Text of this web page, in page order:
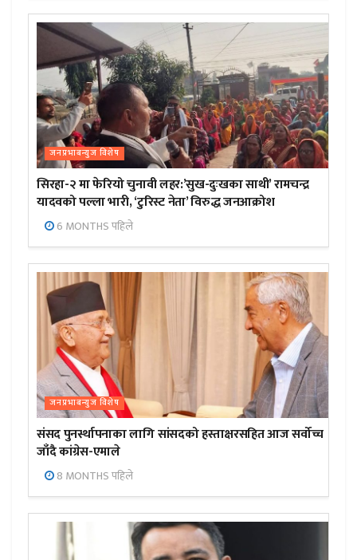
जनप्रभाबन्युज विशेष
सिरहा-२ मा फेरियो चुनावी लहर:’सुख-दुःखका साथी’ रामचन्द्र
यादवको पल्ला भारी, ‘टुरिस्ट नेता’ विरुद्ध जनआक्रोश
6 MONTHS पहिले
जनप्रभाबन्युज विशेष
संसद पुनर्स्थापनाका लागि सांसदको हस्ताक्षरसहित आज सर्वोच्च
जाँदै कांग्रेस-एमाले
8 MONTHS पहिले